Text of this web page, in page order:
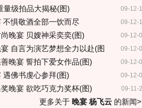
09-12-
量级拍品大揭秘(图)
09-12-
惧敬酒全部一饮而尽
09-12-
晚宴 贝嫂神采奕奕(图)
09-12-
自言为演艺梦想全力以赴(图
09-12-
晚宴 誓拍下爱女作品(图)
09-12-
遇佛书虔心参拜(图)
09-11-
晚宴 欲吃巧克力奖杯(图)
更多关于 晚宴 杨飞云的新闻